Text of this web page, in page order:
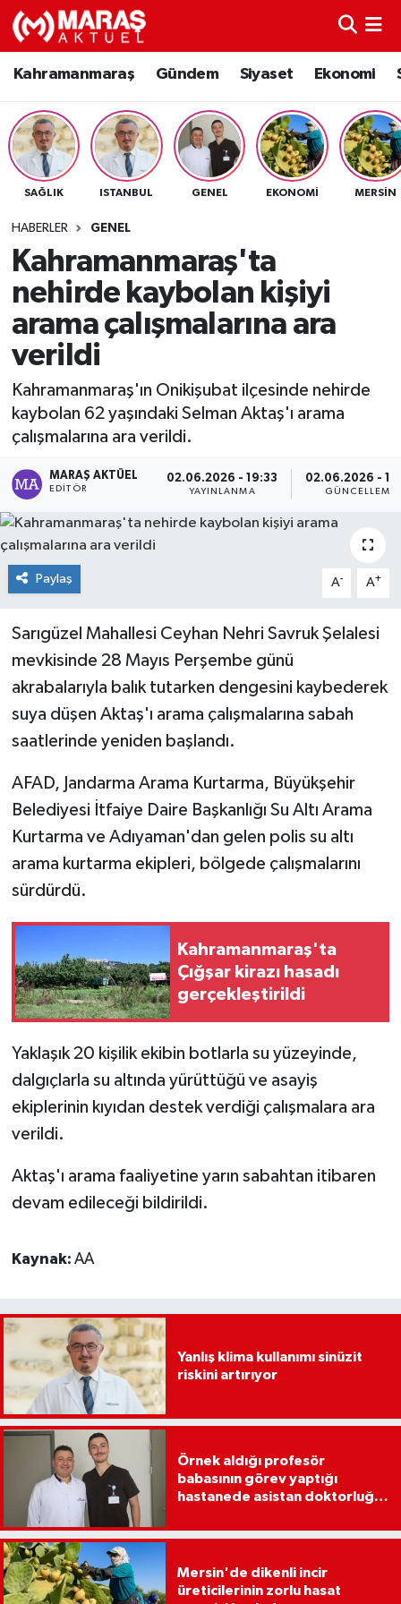
Kahramanmaraş Gündem Siyaset Ekonomi
SAĞLIK ISTANBUL GENEL EKONOMI MERSIN
HABERLER GENEL
Kahramanmaraş'ta
nehirde kaybolan kişiyi
arama çalışmalarına ara
verildi
Kahramanmaraş'ın Onikişubat ilçesinde nehirde
kaybolan 62 yaşındaki Selman Aktaş'ı arama
çalışmalarına ara verildi.
MARAŞ AKTÜEL
EDITÖR
02.06.2026 - 19:33
YAYINLANMA
02.06.2026 -
GÜNCELLEME
Paylaş A- A+
Sarıgüzel Mahallesi Ceyhan Nehri Savruk Şelalesi
mevkisinde 28 Mayıs Perşembe günü
akrabalarıyla balık tutarken dengesini kaybederek
suya düşen Aktaş'ı arama çalışmalarına sabah
saatlerinde yeniden başlandı.
AFAD, Jandarma Arama Kurtarma, Büyükşehir
Belediyesi İtfaiye Daire Başkanlığı Su Altı Arama
Kurtarma ve Adıyaman'dan gelen polis su altı
arama kurtarma ekipleri, bölgede çalışmalarını
sürdürdü.
Kahramanmaraş'ta
Çığşar kirazı hasadı
gerçekleştirildi
Yaklaşık 20 kişilik ekibin botlarla su yüzeyinde,
dalgıçlarla su altında yürüttüğü ve asayiş
ekiplerinin kıyıdan destek verdiği çalışmalara ara
verildi.
Aktaş'ı arama faaliyetine yarın sabahtan itibaren
devam edileceği bildirildi.
Kaynak: AA
Yanlış klima kullanımı sinüzit
riskini artırıyor
Örnek aldığı profesör
babasının görev yaptığı
hastanede asistan doktorluğa
Mersin'de dikenli incir
üreticilerinin zorlu hasat
Kahramanmaraş
Gündem
Siyaset
Spor
Sağlık
Teknoloji
Eğitim
Dünya
Kültür Sanat
Nöbetçi Eczaneler
Hava Durumu
Namaz Vakitleri
TFF 3.Lig 4.Grup Puan Durumu ve Fikstür
Tüm Manşetler
Son Dakika Haberleri
Haber Arşivi